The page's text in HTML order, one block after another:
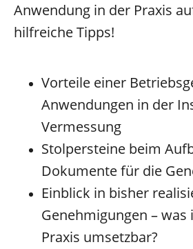
Anwendung in der Praxis
hilfreiche Tipps!
Vorteile einer
Anwendungen in der
Vermessung
Stolpersteine beim
Dokumente für die
Einblick in bisher
Genehmigungen –
Praxis umsetzbar?